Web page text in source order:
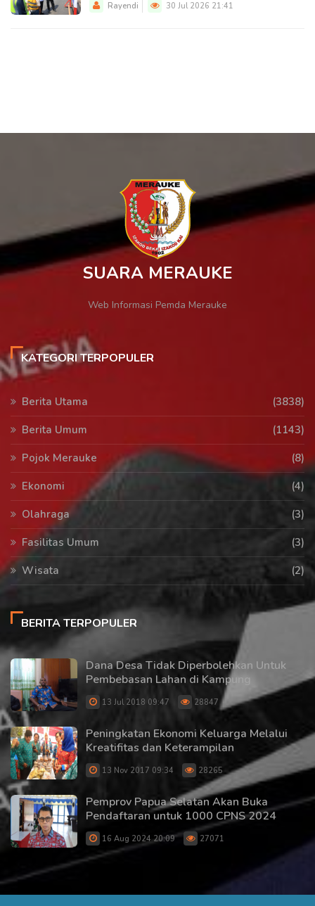
Rayendi 30 Jul 2026 21:41
SUARA MERAUKE
Web Informasi Pemda Merauke
KATEGORI TERPOPULER
Berita Utama
(3838)
Berita Umum
(1143)
Pojok Merauke
(8)
Ekonomi
(4)
Olahraga
(3)
Fasilitas Umum
(3)
Wisata
(2)
BERITA TERPOPULER
Dana Desa Tidak Diperbolehkan Untuk
Pembebasan Lahan di Kampung
13 Jul 2018 09:47 28847
Peningkatan Ekonomi Keluarga Melalui
Kreatifitas dan Keterampilan
13 Nov 2017 09:34 28265
Pemprov Papua Selatan Akan Buka
Pendaftaran untuk 1000 CPNS 2024
16 Aug 2024 20:09 27071